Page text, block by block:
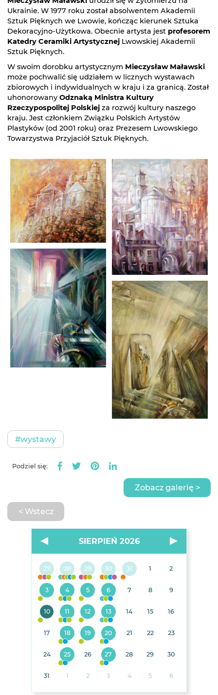
Ukrainie. W 1977 roku został absolwentem Akademii
Sztuk Pięknych we Lwowie, kończąc kierunek Sztuka
Dekoracyjno-Użytkowa. Obecnie artysta jest profesorem
Katedry Ceramiki Artystycznej Lwowskiej Akademii
Sztuk Pięknych.
W swoim dorobku artystycznym Mieczysław Maławski
może pochwalić się udziałem w licznych wystawach
zbiorowych i indywidualnych w kraju i za granicą. Został
uhonorowany Odznaką Ministra Kultury
Rzeczypospolitej Polskiej za rozwój kultury naszego
kraju. Jest członkiem Związku Polskich Artystów
Plastyków (od 2001 roku) oraz Prezesem Lwowskiego
Towarzystwa Przyjaciół Sztuk Pięknych.
#wystawy
Podziel się:
< Wstecz
Zobacz galerię >
SIERPIEŃ 2026
27 28 29 30 31 1 2
3 4 5 6 7 8 9
10 11 12 13 14 15 16
17 18 19 20 21 22 23
24 25 26 27 28 29 30
31 1 2 3 4 5 6